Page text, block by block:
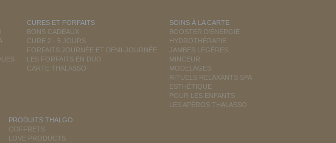
CURES ET FORFAITS
BONS CADEAUX
CURE 2 - 5 JOURS
FORFAITS JOURNÉE ET DEMI-JOURNÉE
LES FORFAITS EN DUO
CARTE THALASSO
SOINS À LA CARTE
BOOSTER D'ÉNERGIE
HYDROTHÉRAPIE
JAMBES LÉGÈRES
MINCEUR
MODELAGES
RITUELS RELAXANTS SPA
ESTHÉTIQUE
POUR LES ENFANTS
LES APÉROS THALASSO
PRODUITS THALGO
COFFRETS
LOVE PRODUCTS